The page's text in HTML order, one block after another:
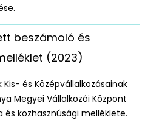
beszámoló és
(2023)
és Középvállalkozásainak
Megyei Vállalkozói Központ
és közhasznúsági melléklete.